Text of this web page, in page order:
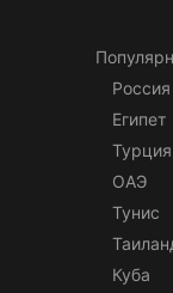
Россия
Египет
Турция
ОАЭ
Тунис
Куба